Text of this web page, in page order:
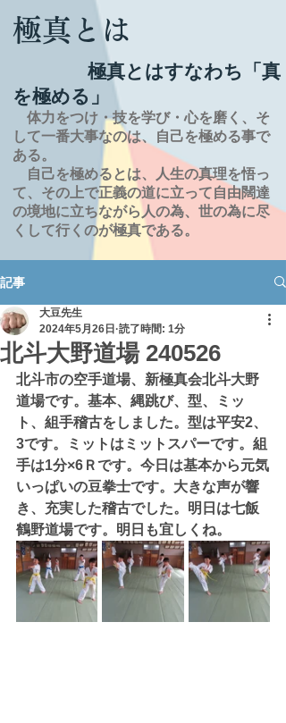
極真とは
極真とはすなわち「真
を極める」
体力をつけ・技を学び・心を磨く、そ
して一番大事なのは、自己を極める事で
ある。
自己を極めるとは、
人生の真理を悟っ
て、その上で正義の道に立って自由闊達
の境地に立ちながら人の為、世の為に尽
くして行くのが極真である。
記事
北斗大野道場 240526
大豆先生
2024年5月26日 読了時間: 1分
北斗市の空手道場、新極真会北斗大野
道場です。基本、縄跳び、型、ミッ
ト、組手稽古をしました。型は平安2、
3です。ミットはミットスパーです。組
手は1分×6Ｒです。今日は基本から元気
いっぱいの豆拳士です。大きな声が響
き、充実した稽古でした。明日は七飯
鶴野道場です。明日も宜しくね。